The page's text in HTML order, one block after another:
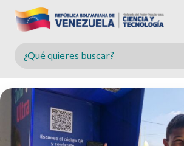
Buscar en MINCYT